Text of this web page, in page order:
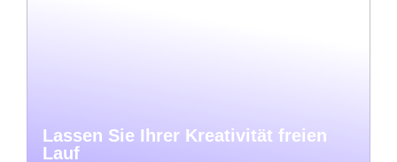
Lassen Sie Ihrer Kreativität freien
Lauf